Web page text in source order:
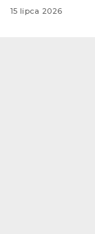
15 lipca 2026